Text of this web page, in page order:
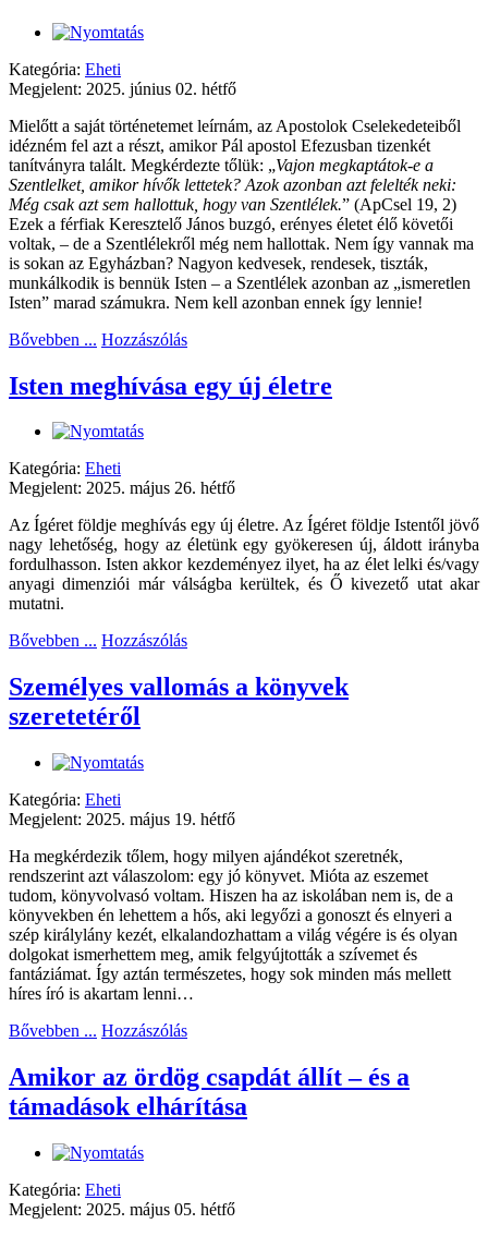
Kategória: Eheti
Megjelent: 2025. június 02. hétfő
Mielőtt a saját történetemet leírnám, az Apostolok Cselekedeteiből
idézném fel azt a részt, amikor Pál apostol Efezusban tizenkét
tanítványra talált. Megkérdezte tőlük: „Vajon megkaptátok-e a
Szentlelket, amikor hívők lettetek? Azok azonban azt felelték neki:
Még csak azt sem hallottuk, hogy van Szentlélek.” (ApCsel 19, 2)
Ezek a férfiak Keresztelő János buzgó, erényes életet élő követői
voltak, – de a Szentlélekről még nem hallottak. Nem így vannak ma
is sokan az Egyházban? Nagyon kedvesek, rendesek, tiszták,
munkálkodik is bennük Isten – a Szentlélek azonban az „ismeretlen
Isten” marad számukra. Nem kell azonban ennek így lennie!
Bővebben ... Hozzászólás
Isten meghívása egy új életre
Kategória: Eheti
Megjelent: 2025. május 26. hétfő
Az Ígéret földje meghívás egy új életre. Az Ígéret földje Istentől jövő
nagy lehetőség, hogy az életünk egy gyökeresen új, áldott irányba
fordulhasson. Isten akkor kezdeményez ilyet, ha az élet lelki és/vagy
anyagi dimenziói már válságba kerültek, és Ő kivezető utat akar
mutatni.
Bővebben ... Hozzászólás
Személyes vallomás a könyvek
szeretetéről
Kategória: Eheti
Megjelent: 2025. május 19. hétfő
Ha megkérdezik tőlem, hogy milyen ajándékot szeretnék,
rendszerint azt válaszolom: egy jó könyvet. Mióta az eszemet
tudom, könyvolvasó voltam. Hiszen ha az iskolában nem is, de a
könyvekben én lehettem a hős, aki legyőzi a gonoszt és elnyeri a
szép királylány kezét, elkalandozhattam a világ végére is és olyan
dolgokat ismerhettem meg, amik felgyújtották a szívemet és
fantáziámat. Így aztán természetes, hogy sok minden más mellett
híres író is akartam lenni…
Bővebben ... Hozzászólás
Amikor az ördög csapdát állít – és a
támadások elhárítása
Kategória: Eheti
Megjelent: 2025. május 05. hétfő